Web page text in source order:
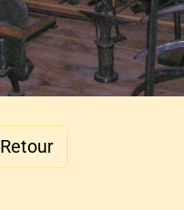
Retour